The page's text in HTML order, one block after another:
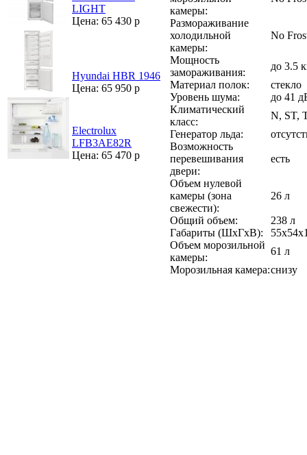
LIGHT
Цена: 65 430 р
Hyundai HBR 1946
Цена: 65 950 р
Electrolux
LFB3AE82R
Цена: 65 470 р
камеры:
Размораживание
холодильной
камеры:
No
Мощность
замораживания:
до 3.5
Материал полок:
стекло
Уровень шума:
до 41
Климатический
класс:
N, ST,
Генератор льда:
Возможность
перевешивания
двери:
есть
Объем нулевой
камеры (зона
свежести):
26 л
Общий объем:
238 л
Габариты (ШxГxВ):
Объем морозильной
камеры:
61 л
Морозильная камера:снизу